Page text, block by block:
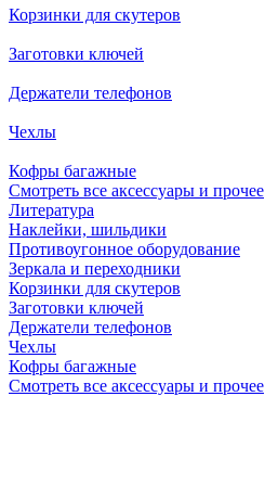
Корзинки для скутеров
Заготовки ключей
Держатели телефонов
Чехлы
Кофры багажные
Смотреть все аксессуары и прочее
Литература
Наклейки, шильдики
Противоугонное оборудование
Зеркала и переходники
Корзинки для скутеров
Заготовки ключей
Держатели телефонов
Чехлы
Кофры багажные
Смотреть все аксессуары и прочее